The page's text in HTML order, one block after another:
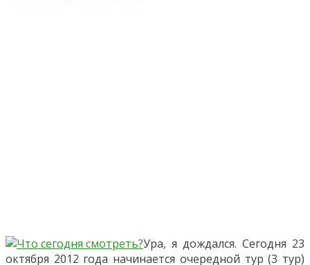
Ура, я дождался. Сегодня 23
октября 2012 года начинается очередной тур (3 тур)